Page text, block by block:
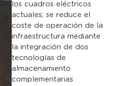
los cuadros eléctricos
actuales; se reduce el
coste de operación de la
infraestructura mediante
la integración de dos
tecnologías de
almacenamiento
complementarias